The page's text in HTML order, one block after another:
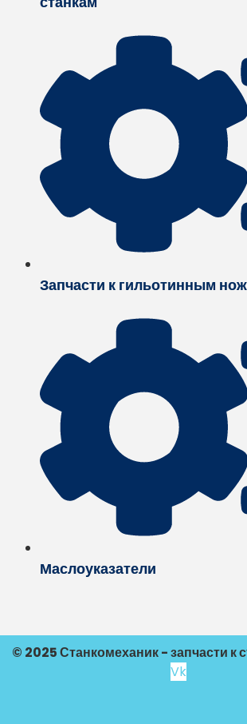
Запчасти к гильотинным
Маслоуказатели
© 2025 Станкомеханик - запчасти к
Vk